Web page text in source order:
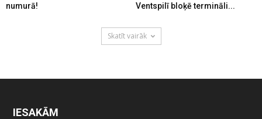
numurā!
Ventspilī bloķē termināli...
Skatīt vairāk
IESAKĀM